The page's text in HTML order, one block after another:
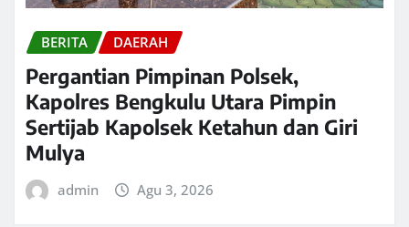
BERITA DAERAH
Pergantian Pimpinan Polsek,
Kapolres Bengkulu Utara Pimpin
Sertijab Kapolsek Ketahun dan Giri
Mulya
admin Agu 3, 2026